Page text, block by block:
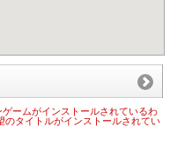
ームがインストールされているわ
のタイトルがインストールされてい